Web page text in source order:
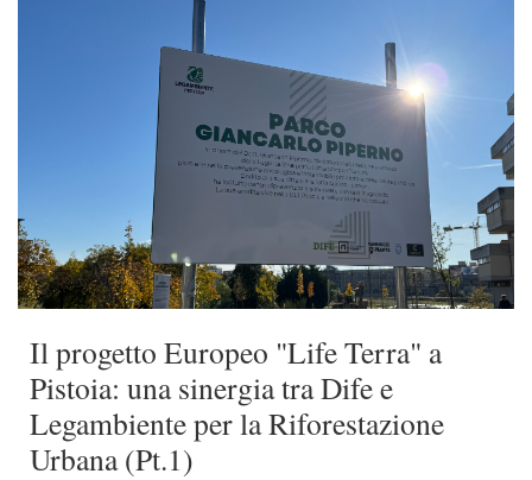
Il progetto Europeo "Life Terra" a
Pistoia: una sinergia tra Dife e
Legambiente per la Riforestazione
Urbana (Pt.1)